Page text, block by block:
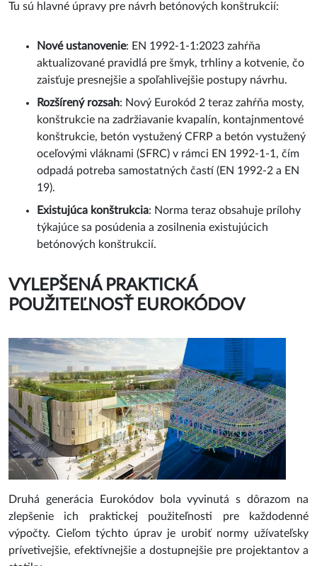
Tu sú hlavné úpravy pre návrh betónových konštrukcií:
Nové ustanovenie: EN 1992-1-1:2023 zahŕňa
aktualizované pravidlá pre šmyk, trhliny a kotvenie, čo
zaisťuje presnejšie a spoľahlivejšie postupy návrhu.
Rozšírený rozsah: Nový Eurokód 2 teraz zahŕňa mosty,
konštrukcie na zadržiavanie kvapalín, kontajnmentové
konštrukcie, betón vystužený CFRP a betón vystužený
oceľovými vláknami (SFRC) v rámci EN 1992-1-1, čím
odpadá potreba samostatných častí (EN 1992-2 a EN
19).
Existujúca konštrukcia: Norma teraz obsahuje prílohy
týkajúce sa posúdenia a zosilnenia existujúcich
betónových konštrukcií.
VYLEPŠENÁ PRAKTICKÁ
POUŽITEĽNOSŤ EUROKÓDOV
Druhá generácia Eurokódov bola vyvinutá s dôrazom na
zlepšenie ich praktickej použiteľnosti pre každodenné
výpočty. Cieľom týchto úprav je urobiť normy užívateľsky
prívetivejšie, efektívnejšie a dostupnejšie pre projektantov a